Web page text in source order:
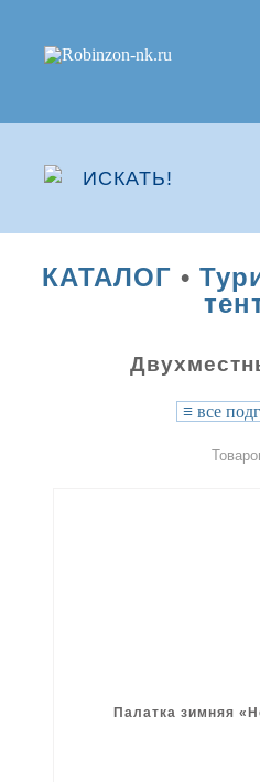
КАТАЛОГ •
≡ все
Палатка зимняя